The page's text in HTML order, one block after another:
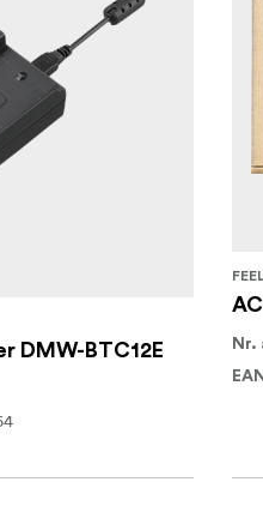
DMW-BTC12E Nr.
EAN